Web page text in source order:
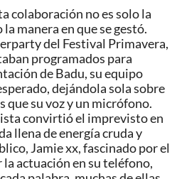
colaboración no es solo la
manera en que se gestó.
del Festival Primavera,
programados para
de Badu, su equipo
dejándola sola sobre
que su voz y un micrófono.
convirtió el imprevisto en
llena de energía cruda y
Jamie xx, fascinado por el
actuación en su teléfono,